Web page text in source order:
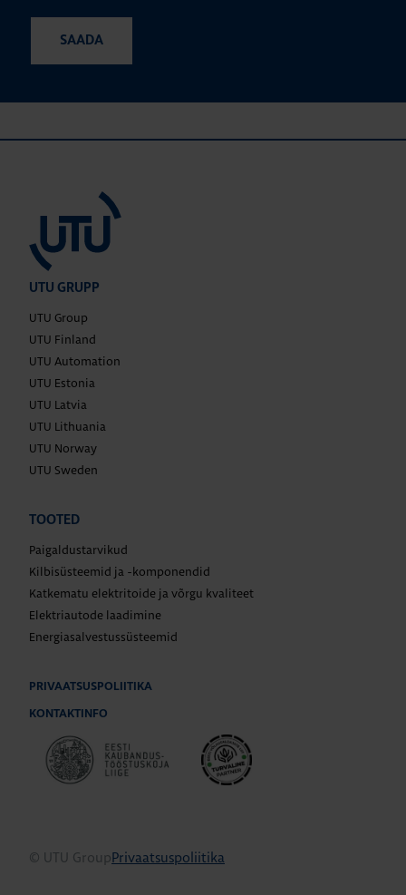
UTU GRUPP
UTU Group
UTU Finland
UTU Automation
UTU Estonia
UTU Latvia
UTU Lithuania
UTU Norway
UTU Sweden
TOOTED
Paigaldustarvikud
Kilbisüsteemid ja -komponendid
Katkematu elektritoide ja võrgu kvaliteet
Elektriautode laadimine
Energiasalvestussüsteemid
PRIVAATSUSPOLIITIKA
KONTAKTINFO
© UTU GroupPrivaatsuspoliitika